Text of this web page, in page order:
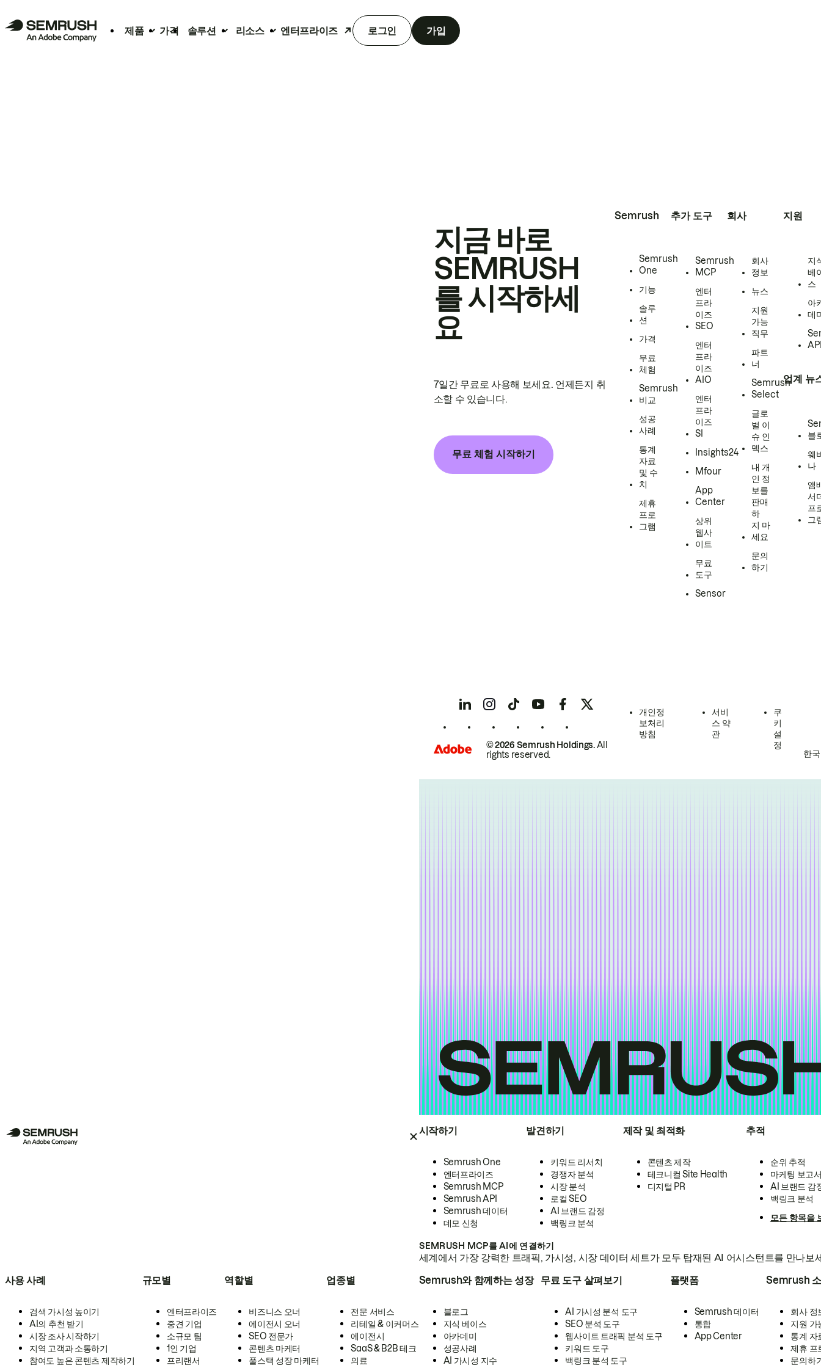
제품 가격 솔루션 리소스 엔터프라이즈 로그인 가입
시작하기
Semrush One
엔터프라이즈
Semrush MCP
Semrush API
Semrush 데이터
데모 신청
발견하기
키워드 리서치
경쟁자 분석
시장 분석
로컬 SEO
AI 브랜드 감정
백링크 분석
제작 및 최적화
콘텐츠 제작
테크니컬 Site Health
디지털 PR
추적
순위 추적
마케팅 보고
AI 브랜드 감
백링크 분석
모든 항목을
SEMRUSH MCP를 AI에 연결하기
세계에서 가장 강력한 트래픽, 가시성, 시장 데이터 세트가 모두 탑재된 AI 어시스턴트를 만나보
사용 사례
검색 가시성 높이기
AI의 추천 받기
시장 조사 시작하기
지역 고객과 소통하기
참여도 높은 콘텐츠 제작하기
규모별
엔터프라이즈
중견 기업
소규모 팀
1인 기업
프리랜서
역할별
비즈니스 오너
에이전시 오너
SEO 전문가
콘텐츠 마케터
풀스택 성장 마케터
업종별
전문 서비스
리테일 & 이커머스
에이전시
SaaS & B2B 테크
의료
Semrush와 함께하는 성장
블로그
지식 베이스
아카데미
성공사례
AI 가시성 지수
무료 도구 살펴보기
AI 가시성 분석 도구
SEO 분석 도구
웹사이트 트래픽 분석 도구
키워드 도구
백링크 분석 도구
플랫폼
Semrush 데이터
통합
App Center
Semrush
회사 정
지원 가
통계 자
제휴 프
문의하
지금 바로
SEMRUSH
를 시작하세
요
7일간 무료로 사용해 보세요. 언제든지 취
소할 수 있습니다.
무료 체험 시작하기
Semrush
Semrush
One
기능
솔루
션
가격
무료
체험
Semrush
비교
성공
사례
통계
자료
및 수
치
제휴
프로
그램
추가 도구
Semrush
MCP
엔터
프라
이즈
SEO
엔터
프라
이즈
AIO
엔터
프라
이즈
SI
Insights24
Mfour
App
Center
상위
웹사
이트
무료
도구
Sensor
회사
회사
정보
뉴스
지원
가능
직무
파트
너
Semrush
Select
글로
벌 이
슈 인
덱스
내 개
인 정
보를
판매
하
지 마
세요
문의
하기
지원
지
베
스
아
데
업계 뉴
블
웨
나
앰
서
프
그
© 2026 Semrush Holdings.All
rights reserved.
개인정
보처리
방침
서비
스 약
관
쿠
키
설
정
한